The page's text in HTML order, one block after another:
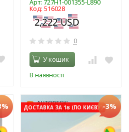
Арт: 727H1-001355-L890
Код: 516028
0
У кошик
В наявності
ДОСТАВКА ЗА 1₴ (ПО КИЄВУ)-3%